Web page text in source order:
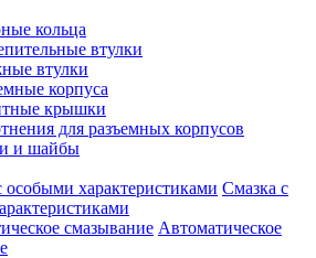
кольца
втулки
втулки
корпуса
крышки
для разъемных корпусов
и шайбы
Смазка с
Автоматическое